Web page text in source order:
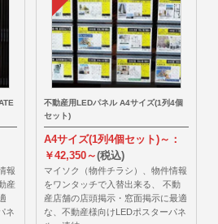
報
産
ネ
不動産用LEDパネル A4サイズ(1列4個
セット)
A4サイズ(1列4個セット)～：
￥42,350～(税込)
マイソク（物件チラシ）、物件情報
をワンタッチで入替出来る、 不動
産店舗の店頭掲示・窓面掲示に最適
な、不動産様向けLEDポスターパネ